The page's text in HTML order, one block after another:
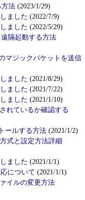
方法 (2023/1/29)
ました (2022/7/9)
ました (2022/5/29)
隔起動する方法
マジックパケットを送信
ました (2021/8/29)
ました (2021/7/22)
ました (2021/1/10)
れているか確認する
ールする方法 (2021/1/2)
式と設定方法詳細
ました (2021/1/1)
について (2021/1/1)
イルの変更方法